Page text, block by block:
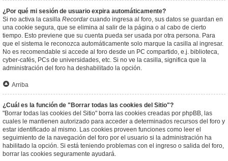
¿Por qué mi sesión de usuario expira automáticamente?
Si no activa la casilla Recordarcuando ingresa al foro, sus datos se guardan en
una cookie segura, que se elimina al salir de la página o al cabo de cierto
tiempo. Esto previene que su cuenta pueda ser usada por otra persona. Para
que el sistema le reconozca automáticamente solo marque la casilla al ingresar.
No es recomendable si accede al foro desde un PC compartido, e.j. biblioteca,
cyber-cafés, PCs de universidades, etc. Si no ve la casilla, significa que la
administración del foro ha deshabilitado la opción.
Arriba
¿Cuál es la función de "Borrar todas las cookies del Sitio"?
"Borrar todas las cookies del Sitio" borra las cookies creadas por phpBB, las
cuales le mantienen autorizado para acceder a determinados recursos del foro y
estar identificado al mismo. Las cookies proveen funciones como leer el
seguimiento de la navegación del foro por el usuario si la administración ha
habilitado la opción. Si está teniendo problemas con el ingreso o salida del foro,
borrar las cookies seguramente ayudará.